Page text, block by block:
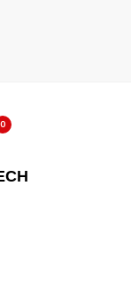
0